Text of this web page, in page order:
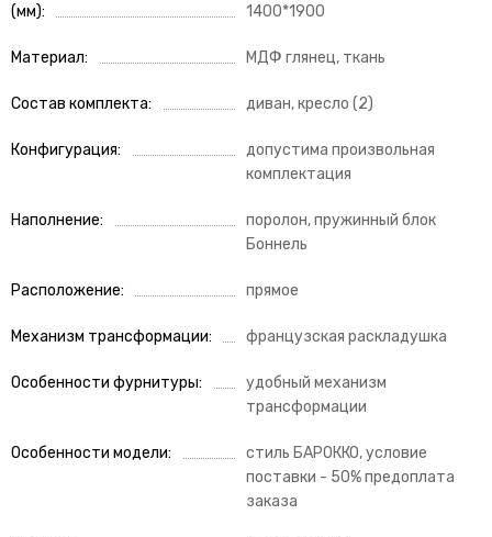
(мм) 1400*1900
Материал МДФ глянец, ткань
Состав комплекта диван, кресло (2)
Конфигурация
допустима произвольная
комплектация
Наполнение
поролон, пружинный блок
Боннель
Расположение прямое
Механизм трансформации французская раскладушка
Особенности фурнитуры
удобный механизм
трансформации
Особенности модели
стиль БАРОККО, условие
поставки - 50% предоплата
заказа